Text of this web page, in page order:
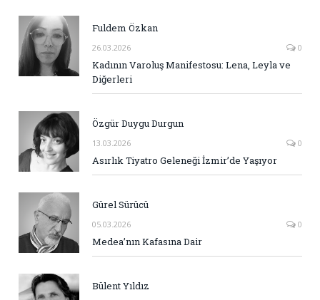
Fuldem Özkan
26.03.2026 0
Kadının Varoluş Manifestosu: Lena, Leyla ve
Diğerleri
Özgür Duygu Durgun
13.03.2026 0
Asırlık Tiyatro Geleneği İzmir’de Yaşıyor
Gürel Sürücü
05.03.2026 0
Medea’nın Kafasına Dair
Bülent Yıldız